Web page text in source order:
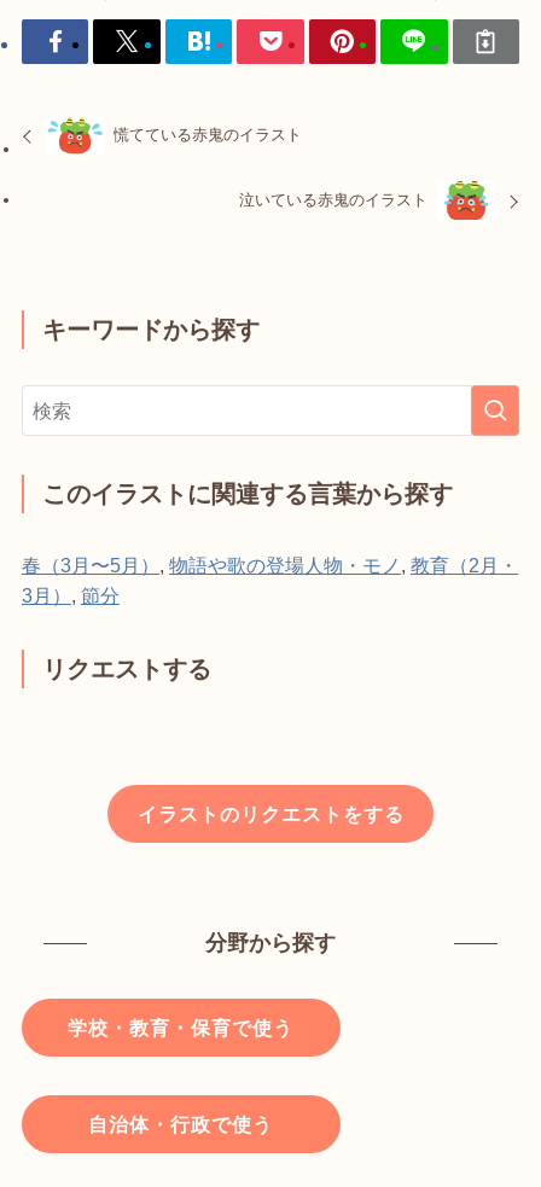
慌てている赤鬼のイラスト
泣いている赤鬼のイラスト
キーワードから探す
このイラストに関連する言葉から探す
春（3月〜5月） 物語や歌の登場人物・モノ
教育（2月・
3月）
節分
リクエストする
イラストのリクエストをする
分野から探す
学校・教育・保育で使う
自治体・行政で使う